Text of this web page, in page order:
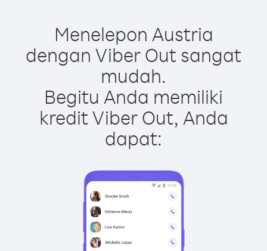
Menelepon Austria
dengan Viber Out sangat
mudah.
Begitu Anda memiliki
kredit Viber Out, Anda
dapat: